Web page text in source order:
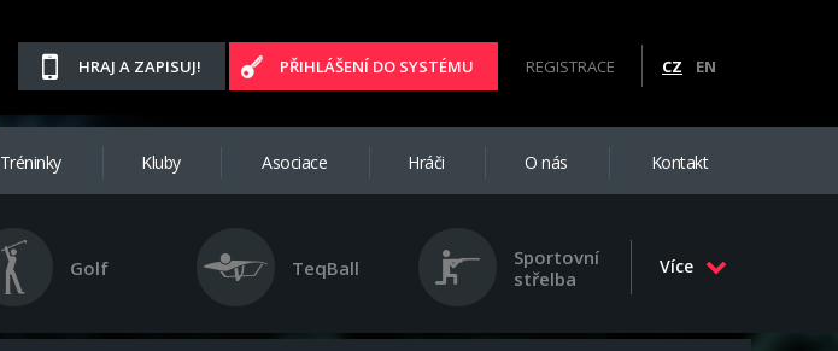
HRAJ A ZAPISUJ! PŘIHLÁŠENÍ DO SYSTÉMU REGISTRACE CZ EN
Tréninky Kluby Asociace Hráči O nás Kontakt
Golf TeqBall
Sportovní
střelba
Více